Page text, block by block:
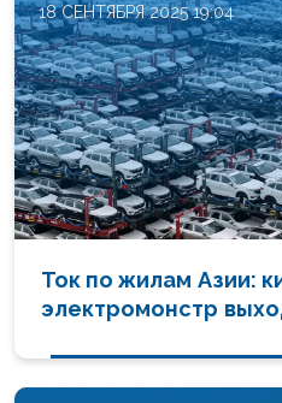
18 СЕНТЯБРЯ 2025 19:04
Ток по жилам Азии:
электромонстр